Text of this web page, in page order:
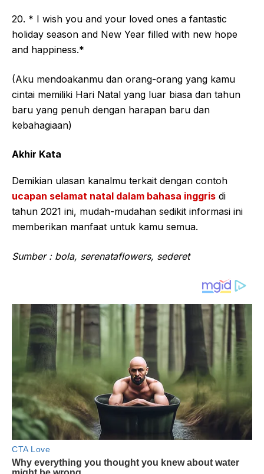
20. * I wish you and your loved ones a fantastic
holiday season and New Year filled with new hope
and happiness.*
(Aku mendoakanmu dan orang-orang yang kamu
cintai memiliki Hari Natal yang luar biasa dan tahun
baru yang penuh dengan harapan baru dan
kebahagiaan)
Akhir Kata
Demikian ulasan kanalmu terkait dengan contoh
ucapan selamat natal dalam bahasa inggris di
tahun 2021 ini, mudah-mudahan sedikit informasi ini
memberikan manfaat untuk kamu semua.
Sumber : bola, serenataflowers, sederet